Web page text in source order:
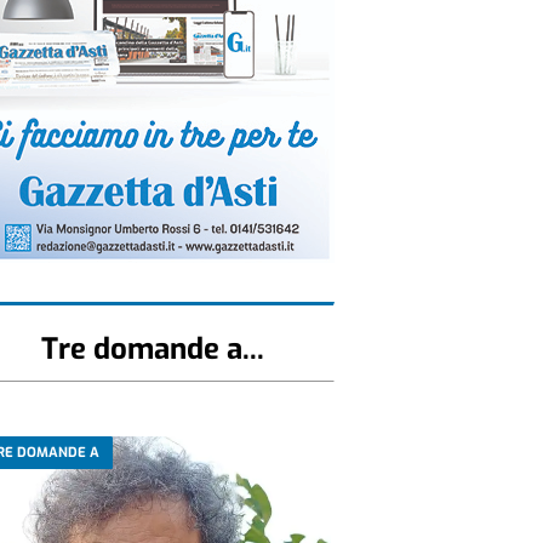
Tre domande a...
DOMANDE A